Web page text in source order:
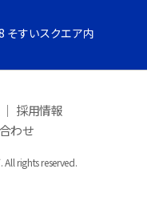
そすいスクエア内
採用情報
わせ
rights reserved.